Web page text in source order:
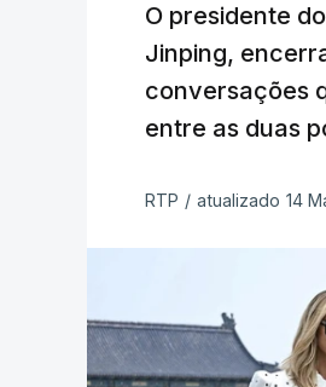
O presidente
Jinping,
conversações
entre as duas
RTP / atualizado 14